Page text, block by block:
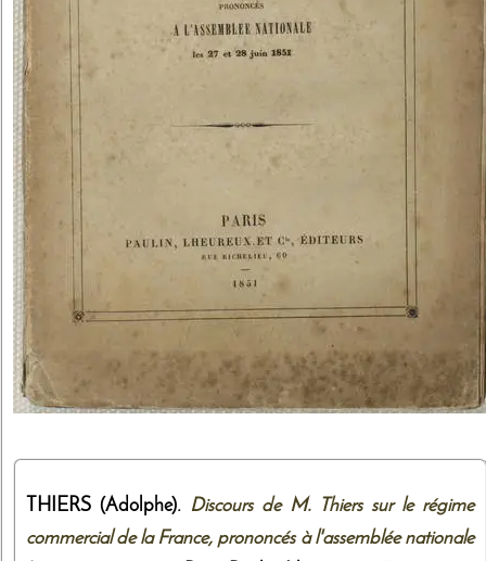
THIERS (Adolphe). Discours de M. Thiers sur le régime
commercial de la France, prononcés à l'assemblée nationale